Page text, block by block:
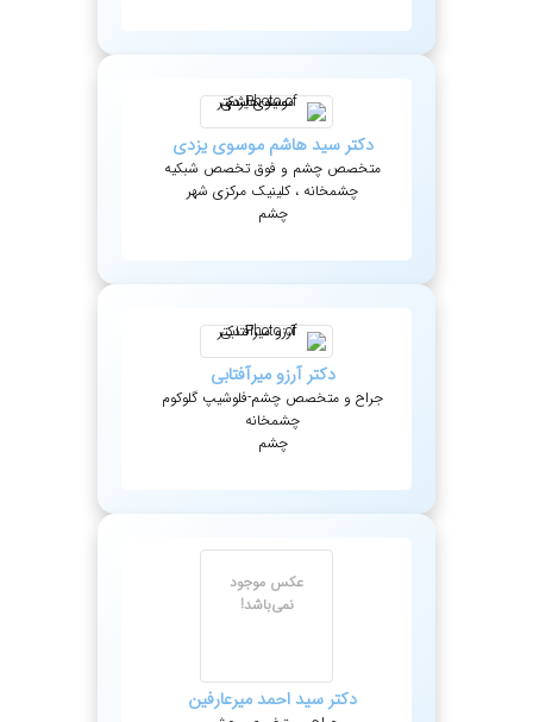
دکتر سید هاشم موسوی یزدی
متخصص چشم و فوق تخصص شبکیه
چشمخانه ، کلینیک مرکزی شهر
چشم
دکتر آرزو میرآفتابی
جراح و متخصص چشم-فلوشیپ گلوکوم
چشمخانه
چشم
عکس موجود
نمی‌باشد!
دکتر سید احمدمیرعارفین